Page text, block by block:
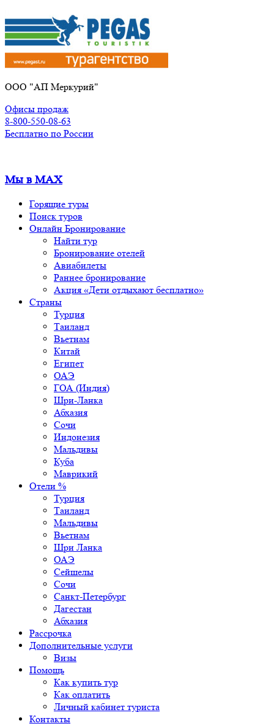
к
содержимому
ООО "АП Меркурий"
Офисы продаж
8-800-550-08-63
Бесплатно по России
Мы в MAX
Горящие туры
Поиск туров
Онлайн Бронирование
Найти тур
Бронирование отелей
Авиабилеты
Раннее бронирование
Акция «Дети отдыхают бесплатно»
Страны
Турция
Таиланд
Вьетнам
Китай
Египет
ОАЭ
ГОА (Индия)
Шри-Ланка
Абхазия
Сочи
Индонезия
Мальдивы
Куба
Маврикий
Отели %
Турция
Таиланд
Мальдивы
Вьетнам
Шри Ланка
ОАЭ
Сейшелы
Сочи
Санкт-Петербург
Дагестан
Абхазия
Рассрочка
Дополнительные услуги
Визы
Помощь
Как купить тур
Как оплатить
Личный кабинет туриста
Контакты